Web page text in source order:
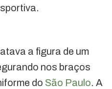
a figura de um
nos braços
do São Paulo. A